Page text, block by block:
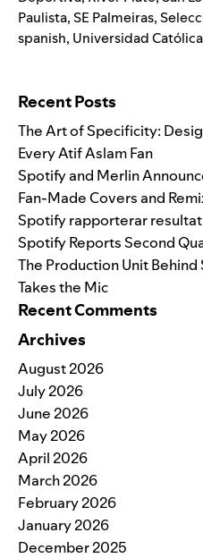
Paulista,SE Palmeiras,
spanish, Universidad Católica
Recent Posts
The Art of Specificity:
Every Atif Aslam Fan
Spotify and Merlin
Fan-Made Covers and
Spotify rapporterar
Spotify Reports Second
The Production Unit Behind
Takes the Mic
Recent Comments
Archives
August 2026
July 2026
June 2026
May 2026
April 2026
March 2026
February 2026
January 2026
December 2025